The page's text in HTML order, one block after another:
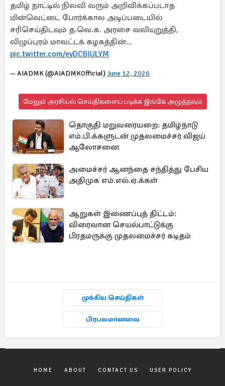
தமிழ் நாட்டில் நிலவி வரும் அறிவிக்கப்படாத
மின்வெட்டை போர்க்கால அடிப்படையில்
சரிசெய்திடவும் த.வெ.க. அரசை வலியுறுத்தி,
விழுப்புரம் மாவட்டக் கழகத்தின்…
pic.twitter.com/eyDCBIULYM
— AIADMK (@AIADMKOfficial) June 12, 2026
மேலும் அரசியல் செய்திகளைப் படிக்க இங்கே அழுத்தவும்
தொகுதி மறுவரையறை: தமிழ்நாடு
எம்.பி.க்களுடன் முதலமைச்சர் விஜய்
ஆலோசனை
அமைச்சர் ஆனந்தை சந்தித்து பேசிய
அதிமுக எம்.எல்.ஏ.க்கள்
ஆறுகள் இணைப்புத் திட்டம்:
விரைவான செயல்பாட்டுக்கு
பிரதமருக்கு முதலமைச்சர் கடிதம்
முக்கிய செய்திகள்
பிரபலமானவை
HOME ABOUT CONTACT US USER POLICY